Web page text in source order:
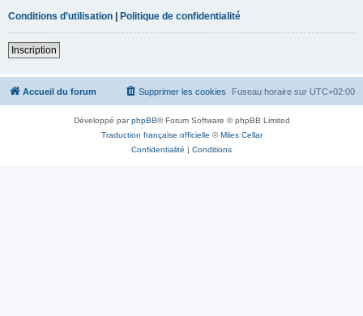
Conditions d’utilisation | Politique de confidentialité
Inscription
Accueil du forum Fuseau horaire sur UTC+02:00
Supprimer les cookies
Développé parphpBB® Forum Software © phpBB Limited
Traduction française officielle ©Miles Cellar
Confidentialité | Conditions